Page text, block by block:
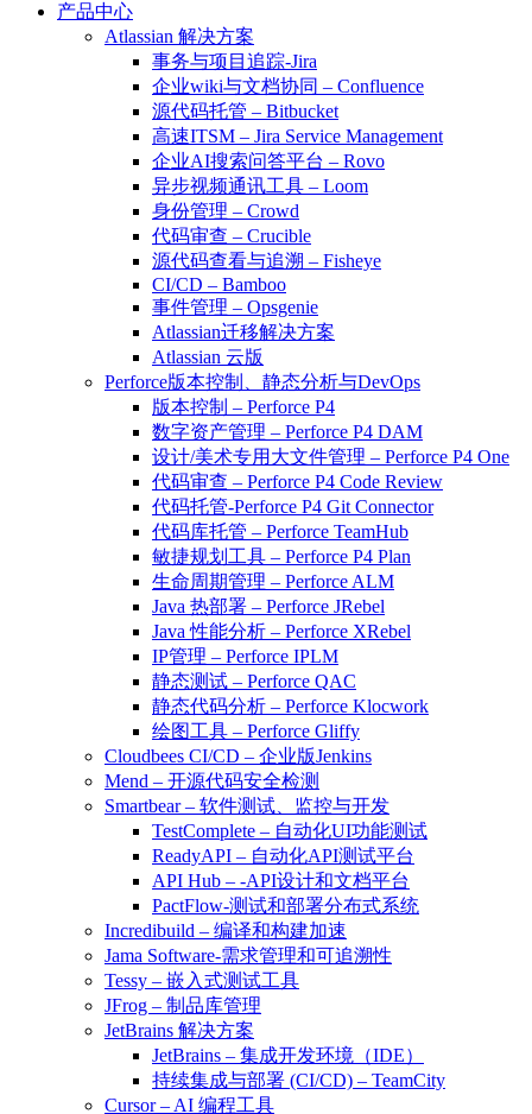
产品中心
Atlassian 解决方案
事务与项目追踪-Jira
企业wiki与文档协同 – Confluence
源代码托管 – Bitbucket
高速ITSM – Jira Service Management
企业AI搜索问答平台 – Rovo
异步视频通讯工具 – Loom
身份管理 – Crowd
代码审查 – Crucible
源代码查看与追溯 – Fisheye
CI/CD – Bamboo
事件管理 – Opsgenie
Atlassian迁移解决方案
Atlassian 云版
Perforce版本控制、静态分析与DevOps
版本控制 – Perforce P4
数字资产管理 – Perforce P4 DAM
设计/美术专用大文件管理 – Perforce P4 One
代码审查 – Perforce P4 Code Review
代码托管-Perforce P4 Git Connector
代码库托管 – Perforce TeamHub
敏捷规划工具 – Perforce P4 Plan
生命周期管理 – Perforce ALM
Java 热部署 – Perforce JRebel
Java 性能分析 – Perforce XRebel
IP管理 – Perforce IPLM
静态测试 – Perforce QAC
静态代码分析 – Perforce Klocwork
绘图工具 – Perforce Gliffy
Cloudbees CI/CD – 企业版Jenkins
Mend – 开源代码安全检测
Smartbear – 软件测试、监控与开发
TestComplete – 自动化UI功能测试
ReadyAPI – 自动化API测试平台
API Hub – -API设计和文档平台
PactFlow-测试和部署分布式系统
Incredibuild – 编译和构建加速
Jama Software-需求管理和可追溯性
Tessy – 嵌入式测试工具
JFrog – 制品库管理
JetBrains 解决方案
JetBrains – 集成开发环境（IDE）
持续集成与部署 (CI/CD) – TeamCity
Cursor – AI 编程工具